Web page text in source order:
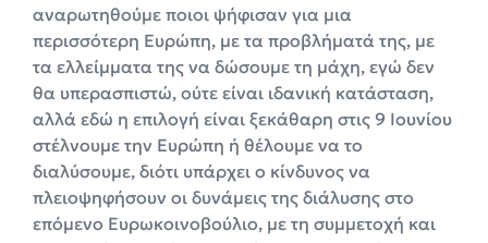
αναρωτηθούμε ποιοι ψήφισαν για μια
περισσότερη Ευρώπη, με τα προβλήματά της, με
τα ελλείμματα της να δώσουμε τη μάχη, εγώ δεν
θα υπερασπιστώ, ούτε είναι ιδανική κατάσταση,
αλλά εδώ η επιλογή είναι ξεκάθαρη στις 9 Ιουνίου
στέλνουμε την Ευρώπη ή θέλουμε να το
διαλύσουμε, διότι υπάρχει ο κίνδυνος να
πλειοψηφήσουν οι δυνάμεις της διάλυσης στο
επόμενο Ευρωκοινοβούλιο, με τη συμμετοχή και